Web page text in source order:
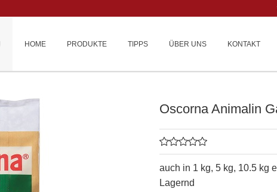
HOME PRODUKTE TIPPS ÜBER UNS KONTAKT
Oscorna Animalin
auch in 1 kg, 5 kg, 10.5 kg
Lagernd